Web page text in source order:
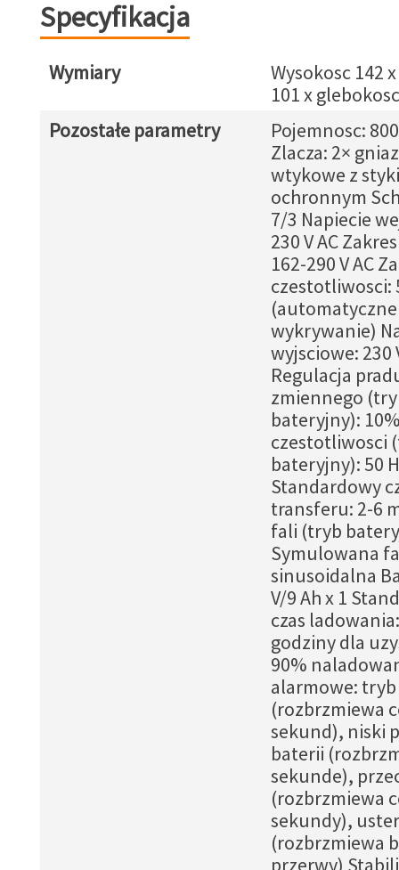
Specyfikacja
Wymiary
Wysokosc 142
101 x
Pozostałe parametry
Pojemnosc:
Zlacza: 2×
wtykowe z
ochronnym
7/3 Napiecie
230 V AC
162-290 V AC
czestotliwosci:
(automatyczne
wykrywanie)
wyjsciowe: 230
Regulacja
zmiennego
bateryjny):
czestotliwosci
bateryjny): 50
Standardowy
transferu: 2-6
fali (tryb
Symulowana
sinusoidalna
V/9 Ah x 1
czas
godziny dla
90%
alarmowe:
(rozbrzmiewa
sekund), niski
baterii
sekunde),
(rozbrzmiewa
sekundy),
(rozbrzmiewa
przerwy)